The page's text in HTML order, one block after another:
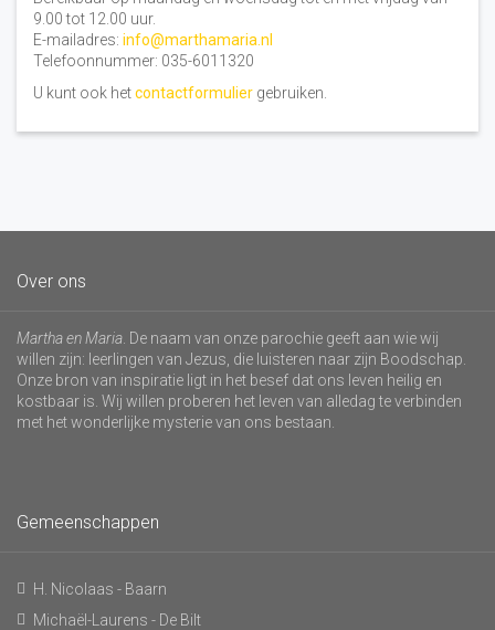
9.00 tot 12.00 uur.
E-mailadres: info@marthamaria.nl
Telefoonnummer: 035-6011320
U kunt ook hetcontactformulier gebruiken.
Over ons
Martha en Maria . De naam van onze parochie geeft aan wie wij
willen zijn: leerlingen van Jezus, die luisteren naar zijn Boodschap.
Onze bron van inspiratie ligt in het besef dat ons leven heilig en
kostbaar is. Wij willen proberen het leven van alledag te verbinden
met het wonderlijke mysterie van ons bestaan.
Gemeenschappen
H. Nicolaas - Baarn
Michaël-Laurens - De Bilt